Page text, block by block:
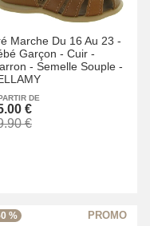
Marche Du 16 Au 23 -
Garçon - Cuir -
- Semelle Souple -
DE
€
€
%